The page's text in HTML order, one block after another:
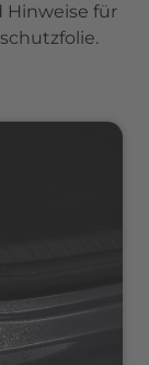
Hinweise für